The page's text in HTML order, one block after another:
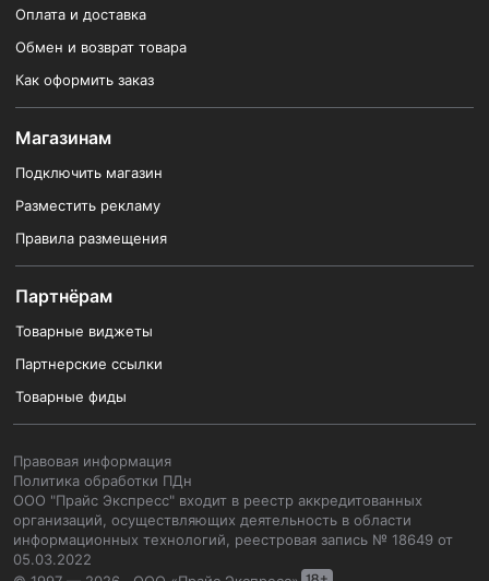
Оплата и доставка
Обмен и возврат товара
Как оформить заказ
Магазинам
Подключить магазин
Разместить рекламу
Правила размещения
Партнёрам
Товарные виджеты
Партнерские ссылки
Товарные фиды
Правовая информация
Политика обработки ПДн
ООО "Прайс Экспресс" входит в реестр аккредитованных
организаций, осуществляющих деятельность в области
информационных технологий, реестровая запись № 18649 от
05.03.2022